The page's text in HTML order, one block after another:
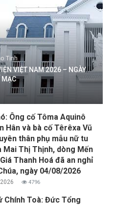
Tịnh
VIỆT NAM 2026 – NGÀY
MẠC
Ông cố Tôma Aquinô
Hân và bà cố Têrêxa Vũ
thân phụ mẫu nữ tu
Mai Thị Thịnh, dòng Mến
Thanh Hoá đã an nghỉ
ngày 04/08/2026
4796
Chính Toà: Đức Tổng